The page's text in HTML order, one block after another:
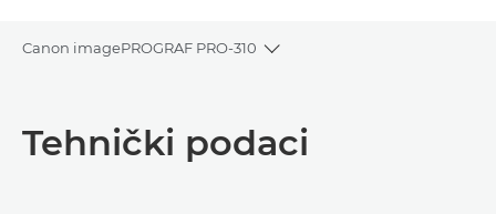
Canon imagePROGRAF PRO-310
Toggle breadcrumbs
Tehnički podaci
Tehnički podaci